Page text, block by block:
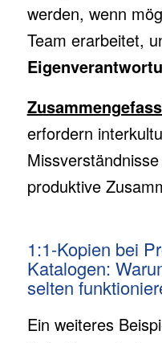
werden, wenn
Team erarbeitet,
erfordern
produktive
1:1-Kopien bei
Katalogen:
selten
Ein weiteres